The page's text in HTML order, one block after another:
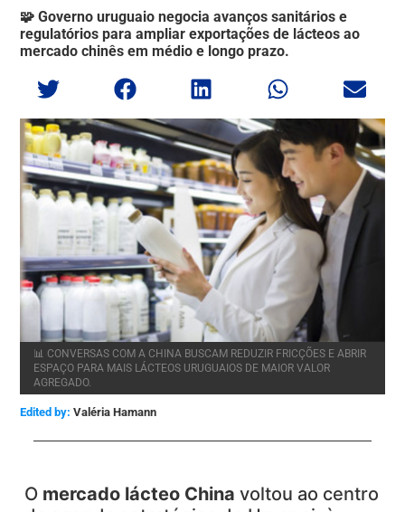
🧩 Governo uruguaio negocia avanços sanitários e
regulatórios para ampliar exportações de lácteos ao
mercado chinês em médio e longo prazo.
📊 CONVERSAS COM A CHINA BUSCAM REDUZIR FRICÇÕES E ABRIR
ESPAÇO PARA MAIS LÁCTEOS URUGUAIOS DE MAIOR VALOR
AGREGADO.
Edited by: Valéria Hamann
O mercado lácteo China voltou ao centro